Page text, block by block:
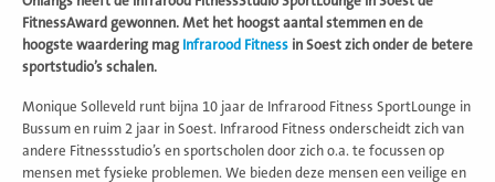
FitnessAward gewonnen. Met het hoogst aantal stemmen en de
hoogste waardering mag Infrarood Fitness in Soest zich onder de betere
sportstudio’s schalen.
Monique Solleveld runt bijna 10 jaar de Infrarood Fitness SportLounge in
Bussum en ruim 2 jaar in Soest. Infrarood Fitness onderscheidt zich van
andere Fitnessstudio’s en sportscholen door zich o.a. te focussen op
mensen met fysieke problemen. We bieden deze mensen een veilige en